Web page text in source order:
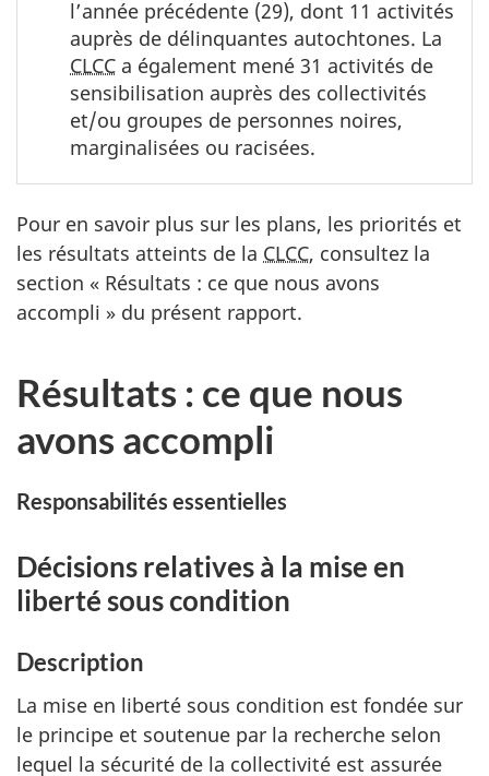
l’année précédente (29), dont 11 activités
auprès de délinquantes autochtones. La
CLCC a également mené 31 activités de
sensibilisation auprès des collectivités
et/ou groupes de personnes noires,
marginalisées ou racisées.
Pour en savoir plus sur les plans, les priorités et
les résultats atteints de la CLCC, consultez la
section « Résultats : ce que nous avons
accompli » du présent rapport.
Résultats : ce que nous
avons accompli
Responsabilités essentielles
Décisions relatives à la mise en
liberté sous condition
Description
La mise en liberté sous condition est fondée sur
le principe et soutenue par la recherche selon
lequel la sécurité de la collectivité est assurée